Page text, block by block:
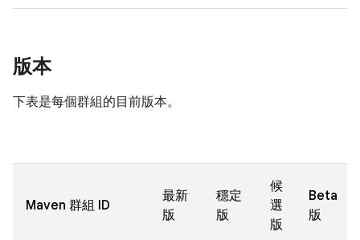
版本
下表是每個群組的目前版本。
Maven 群組 ID
最新
版
穩定
版
候
選
版
Beta
版